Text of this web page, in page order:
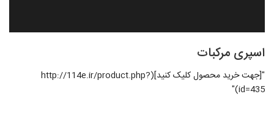
اسپری مرکبات
"[جهت خرید محصول کلیک کنید](http://114e.ir/product.php?
id=435)"